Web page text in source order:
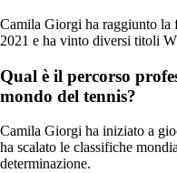
Camila Giorgi ha raggiunto la
2021 e ha vinto diversi titoli
Qual è il percorso
mondo del tennis?
Camila Giorgi ha iniziato a
ha scalato le classifiche
determinazione.